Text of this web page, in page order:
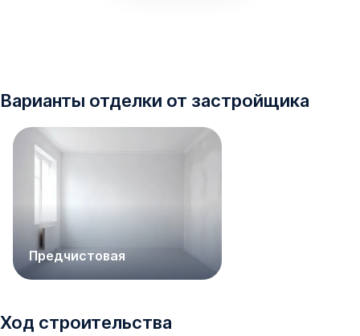
Варианты отделки от застройщика
Предчистовая
Ход строительства